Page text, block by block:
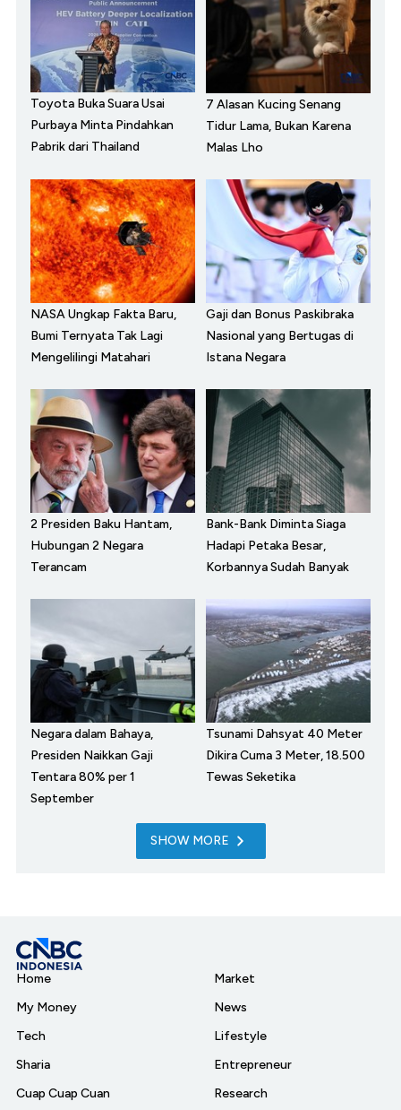
Toyota Buka Suara Usai
Purbaya Minta Pindahkan
Pabrik dari Thailand
7 Alasan Kucing Senang
Tidur Lama, Bukan Karena
Malas Lho
NASA Ungkap Fakta Baru,
Bumi Ternyata Tak Lagi
Mengelilingi Matahari
Gaji dan Bonus Paskibraka
Nasional yang Bertugas di
Istana Negara
2 Presiden Baku Hantam,
Hubungan 2 Negara
Terancam
Bank-Bank Diminta Siaga
Hadapi Petaka Besar,
Korbannya Sudah Banyak
Negara dalam Bahaya,
Presiden Naikkan Gaji
Tentara 80% per 1
September
Tsunami Dahsyat 40 Meter
Dikira Cuma 3 Meter, 18.500
Tewas Seketika
SHOW MORE
Home
My Money
Tech
Sharia
Cuap Cuap Cuan
Market
News
Lifestyle
Entrepreneur
Research